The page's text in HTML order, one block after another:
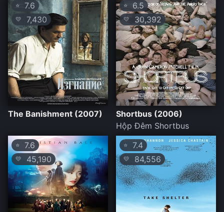
⭐ 7.6
💛 7,430
The Banishment (2007)
⭐ 6.5
💛 30,392
Shortbus (2006)
Hộp Đêm Shortbus
⭐ 7.6
💛 45,190
⭐ 7.4
💛 84,556